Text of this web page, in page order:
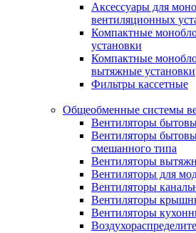
Аксессуары для
вентиляционных
Компактные
установки
Компактные
вытяжные установки
Фильтры кассетные
Общеобменные системы
Вентиляторы
Вентиляторы
смешанного типа
Вентиляторы
Вентиляторы для
Вентиляторы
Вентиляторы
Вентиляторы